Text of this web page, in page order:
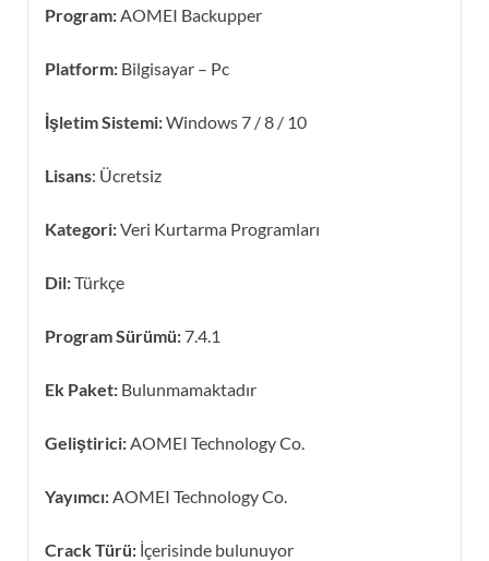
Program:AOMEI Backupper
Platform: Bilgisayar – Pc
İşletim Sistemi:Windows 7 / 8 / 10
Lisans: Ücretsiz
Kategori:Veri Kurtarma Programları
Dil:Türkçe
Program Sürümü: 7.4.1
Ek Paket: Bulunmamaktadır
Geliştirici:AOMEI Technology Co.
Yayımcı:AOMEI Technology Co.
Crack Türü: İçerisinde bulunuyor